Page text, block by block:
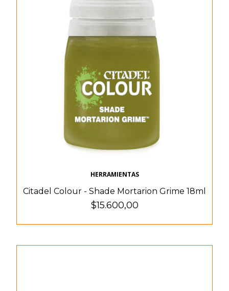
HERRAMIENTAS
Citadel Colour - Shade Mortarion Grime 18ml
$15.600,00